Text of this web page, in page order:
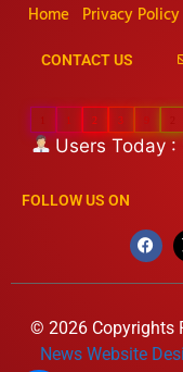
Home Privacy Policy
CONTACT US
1 2 3
Users Today :
FOLLOW US ON
© 2026 Copyrights
News Website